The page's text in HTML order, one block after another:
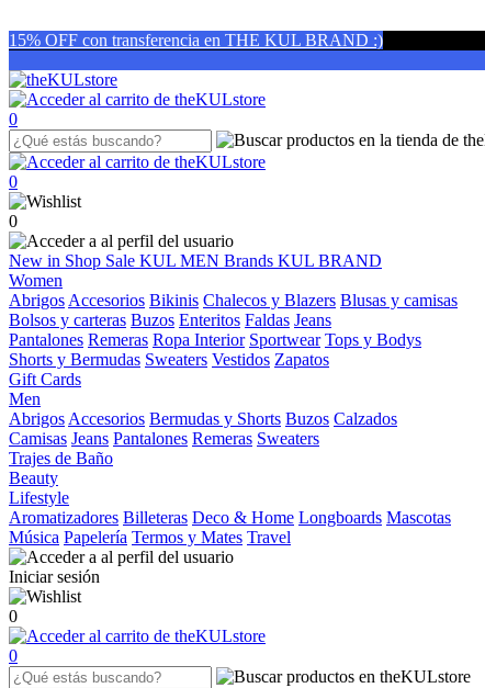
15% OFF con transferencia en THE KUL BRAND :)
0
0
0
New in Shop Sale KUL MEN Brands KUL BRAND
Women
Abrigos Accesorios Bikinis Chalecos y Blazers Blusas y camisas
Bolsos y carteras Buzos Enteritos Faldas Jeans
Pantalones Remeras Ropa Interior Sportwear Tops y Bodys
Shorts y Bermudas Sweaters Vestidos Zapatos
Gift Cards
Men
Abrigos Accesorios Bermudas y Shorts Buzos Calzados
Camisas Jeans Pantalones Remeras Sweaters
Trajes de Baño
Beauty
Lifestyle
Aromatizadores Billeteras Deco & Home Longboards Mascotas
Música Papelería Termos y Mates Travel
Iniciar sesión
0
0